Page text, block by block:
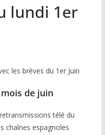
lundi 1er
les brèves du 1er Juin
de juin
télé du
chaînes espagnoles